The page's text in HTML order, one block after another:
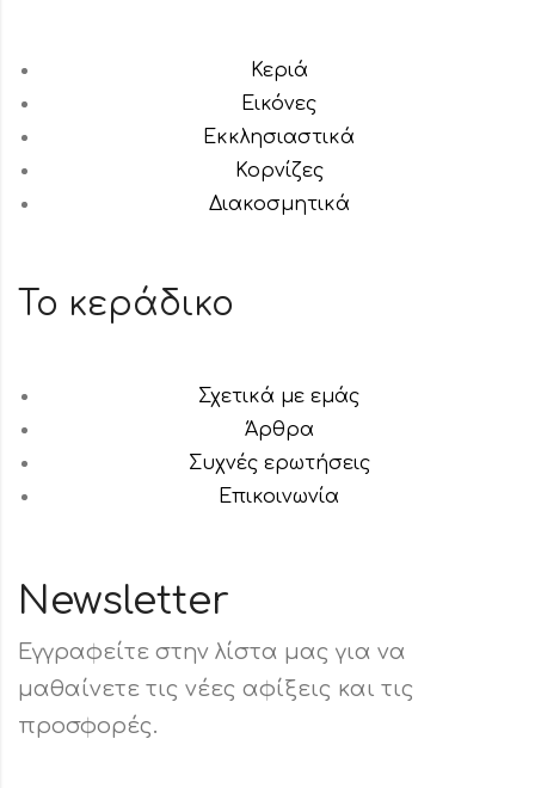
Κεριά
Εικόνες
Εκκλησιαστικά
Κορνίζες
Διακοσμητικά
Το κεράδικο
Σχετικά με εμάς
Άρθρα
Συχνές ερωτήσεις
Επικοινωνία
Newsletter
Εγγραφείτε στην λίστα μας για να
μαθαίνετε τις νέες αφίξεις και τις
προσφορές.